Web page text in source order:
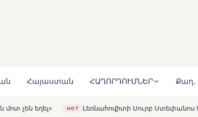
Հայաստան ՀԱՂՈՐԴՈՒՄՆԵՐ Քաղ.
Սուրբ Ստեփանոս եկեղեցին